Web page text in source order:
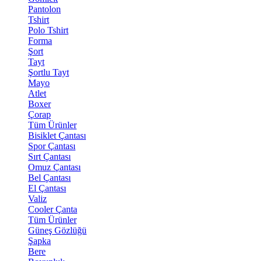
Pantolon
Tshirt
Polo Tshirt
Forma
Şort
Tayt
Şortlu Tayt
Mayo
Atlet
Boxer
Çorap
Tüm Ürünler
Bisiklet Çantası
Spor Çantası
Sırt Çantası
Omuz Çantası
Bel Çantası
El Çantası
Valiz
Cooler Çanta
Tüm Ürünler
Güneş Gözlüğü
Şapka
Bere